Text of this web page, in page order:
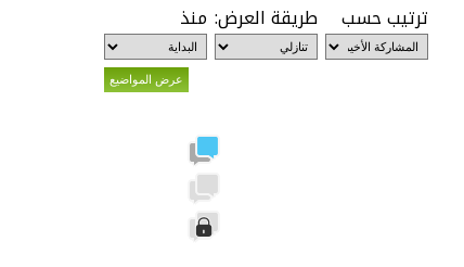
ترتيب حسب طريقة العرض: منذ